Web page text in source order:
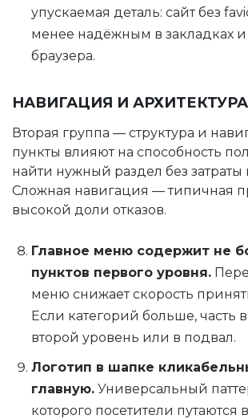
упускаемая деталь: сайт без
менее надёжным в закладках
браузера.
НАВИГАЦИЯ И АРХИТЕКТУРА
Вторая группа — структура и
пункты влияют на способность
найти нужный раздел без
Сложная навигация — типичная
высокой доли отказов.
Главное меню содержит не
пунктов первого уровня.
меню снижает скорость
Если категорий больше, часть
второй уровень или в подвал.
Логотип в шапке
главную. Универсальный
которого посетители путаются